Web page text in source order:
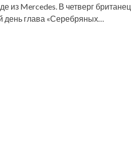
из Mercedes. В четверг британец
день глава «Серебряных…